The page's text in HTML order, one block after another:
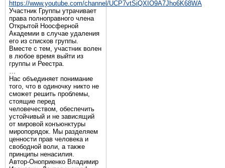
https://www.youtube.com/channel/UCP7vtSiQXIO9A7Jho6K68WA
Участник Группы утрачивает
права полноправного члена
Открытой Ноосферной
Академии в случае удаления
его из списков группы.
Вместе с тем, участник волен
в любое время выйти из
группы и Реестра.
…
Нас объединяет понимание
того, что в одиночку никто не
сможет решить проблемы,
стоящие перед
человечеством, обеспечить
устойчивый и не зависящий
от мировой конъюнктуры
миропорядок. Мы разделяем
ценности прав человека и
свободной воли, а также
принципы ненасилия.
Автор-Оноприенко Владимир